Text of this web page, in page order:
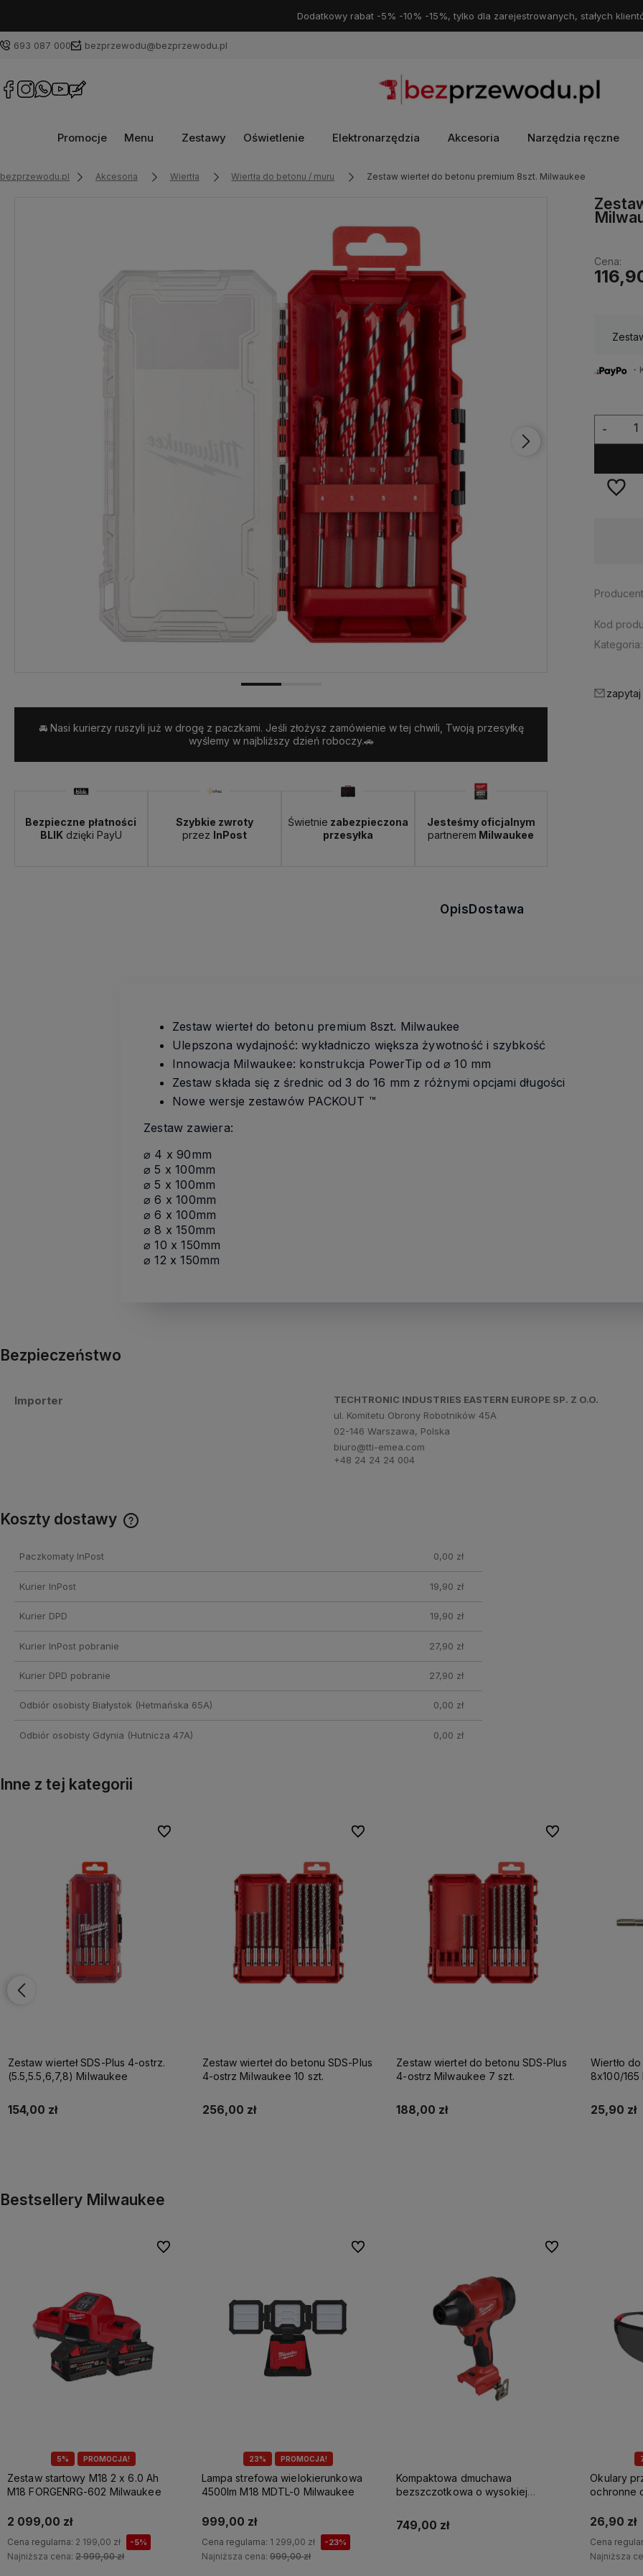
Dodatkowy rabat -5% -10% -15%, tylko dla zarejestrowanych, stałych
693 087 000 bezprzewodu@bezprzewodu.pl
Promocje Menu Zestawy Oświetlenie Elektronarzędzia Akcesoria Narzędzia ręczne
bezprzewodu.pl Akcesoria Wiertła Wiertła do betonu / muru Zestaw wierteł do betonu premium 8szt. Milwaukee
🚘 Nasi kurierzy ruszyli już w drogę z paczkami. Jeśli złożysz zamówienie w tej chwili, Twoją przesyłkę
wyślemy w najbliższy dzień roboczy.🚗
Bezpieczne płatności
BLIKdzięki PayU
Szybkie zwroty
przez InPost
Świetnie zabezpieczona
przesyłka
Jesteśmy oficjalnym
partnerem Milwaukee
Cena:
-
Darmowa Dostępność: > 10 szt.
Kod
Kategoria:
OpisDostawa
Zestaw wierteł do betonu premium 8szt. Milwaukee
Ulepszona wydajność: wykładniczo większa żywotność i szybkość
Innowacja Milwaukee: konstrukcja PowerTip od ⌀ 10 mm
Zestaw składa się z średnic od 3 do 16 mm z różnymi opcjami długości
Nowe wersje zestawów PACKOUT ™
Zestaw zawiera:
⌀ 4 x 90mm
⌀ 5 x 100mm
⌀ 5 x 100mm
⌀ 6 x 100mm
⌀ 6 x 100mm
⌀ 8 x 150mm
⌀ 10 x 150mm
⌀ 12 x 150mm
Bezpieczeństwo
Importer
TECHTRONIC INDUSTRIES EASTERN EUROPE SP. Z O.O.
ul. Komitetu Obrony Robotników 45A
02-146 Warszawa, Polska
biuro@tti-emea.com
+48 24 24 24 004
Koszty dostawy
Paczkomaty InPost 0,00 zł
Kurier InPost 19,90 zł
Kurier DPD 19,90 zł
Kurier InPost pobranie 27,90 zł
Kurier DPD pobranie 27,90 zł
Odbiór osobisty Białystok(Hetmańska 65A) 0,00 zł
Odbiór osobisty Gdynia (Hutnicza 47A) 0,00 zł
Inne z tej kategorii
Zestaw wierteł SDS-Plus 4-ostrz.
(5.5,5.5,6,7,8) Milwaukee
154,00 zł
Do ulubionych
Do ulubionych
Zestaw wierteł do betonu SDS-Plus
4-ostrz Milwaukee 10 szt.
256,00 zł
Do ulubionych
Do ulubionych
Zestaw wierteł do betonu SDS-Plus
4-ostrz Milwaukee 7 szt.
188,00 zł
Do ulubionych
Do ulubionych
Wiertło
8x100/
25,90 zł
Bestsellery Milwaukee
5% PROMOCJA!
Zestaw startowy M18 2 x 6.0 Ah
M18 FORGENRG-602 Milwaukee
2 099,00 zł
Cena regularna: 2 199,00 zł -5%
Najniższa cena: 2 999,00 zł
Do ulubionych
23% PROMOCJA!
Lampa strefowa wielokierunkowa
4500lm M18 MDTL-0 Milwaukee
999,00 zł
Cena regularna: 1 299,00 zł -23%
Najniższa cena: 999,00 zł
Do ulubionych
Kompaktowa dmuchawa
bezszczotkowa o wysokiej
749,00 zł
Do ulubionych
Okulary
ochronne
26,90 zł
Cena
Najniższa